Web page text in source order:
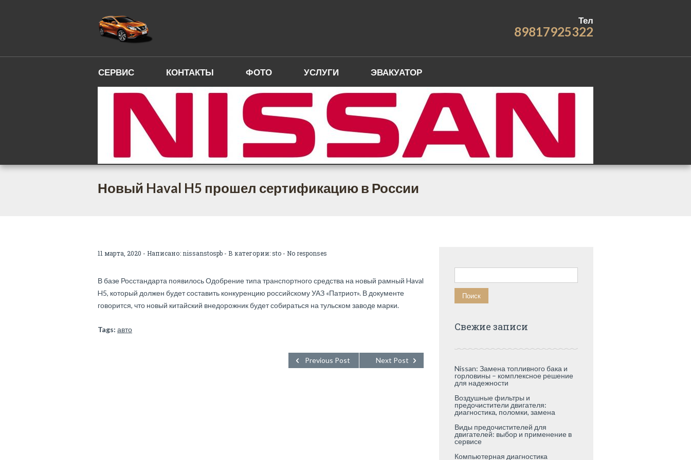
Тел
89817925322
СЕРВИС КОНТАКТЫ ФОТО УСЛУГИ ЭВАКУАТОР
Новый Haval H5 прошел сертификацию в России
11 марта, 2020 - Написано: nissanstospb - В категории:sto - No responses
В базе Росстандарта появилось Одобрение типа транспортного средства на новый рамный Haval
H5, который должен будет составить конкуренцию российскому УАЗ «Патриот». В документе
говорится, что новый китайский внедорожник будет собираться на тульском заводе марки.
Tags: авто
Next Post
Previous Post
Найти:
Свежие записи
Nissan: Замена топливного бака и
горловины – комплексное решение
для надежности
Воздушные фильтры и
предочистители двигателя:
диагностика, поломки, замена
Виды предочистителей для
двигателей: выбор и применение в
сервисе
Компьютерная диагностика